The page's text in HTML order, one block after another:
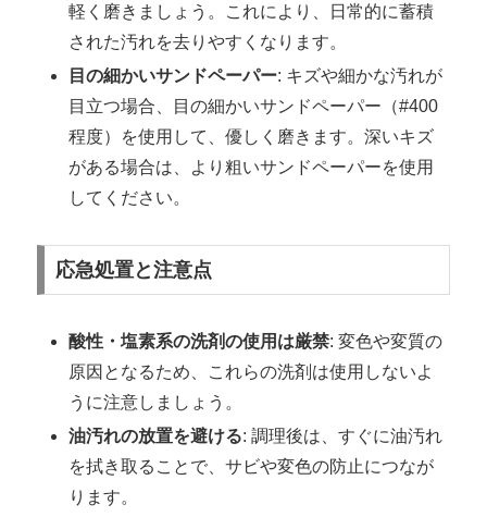
軽く磨きましょう。これにより、日常的に蓄積
された汚れを去りやすくなります。
目の細かいサンドペーパー: キズや細かな汚れが
目立つ場合、目の細かいサンドペーパー（#400
程度）を使用して、優しく磨きます。深いキズ
がある場合は、より粗いサンドペーパーを使用
してください。
応急処置と注意点
酸性・塩素系の洗剤の使用は厳禁: 変色や変質の
原因となるため、これらの洗剤は使用しないよ
うに注意しましょう。
油汚れの放置を避ける: 調理後は、すぐに油汚れ
を拭き取ることで、サビや変色の防止につなが
ります。